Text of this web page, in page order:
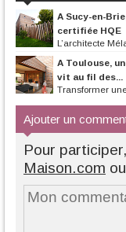
A Sucy-en-
certifiée HQE
L’architecte
cette habitation en bois...
A Toulouse,
vit au fil des...
Transformer
Ajouter un
Pour participer,
Maison.com ou